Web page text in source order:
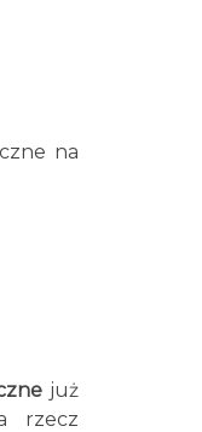
na
już
rzecz